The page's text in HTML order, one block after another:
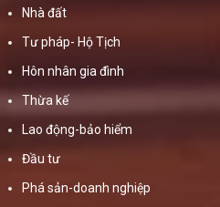
Nhà đất
Tư pháp- Hộ Tịch
Hôn nhân gia đình
Thừa kế
Lao động-bảo hiểm
Đầu tư
Phá sản-doanh nghiệp